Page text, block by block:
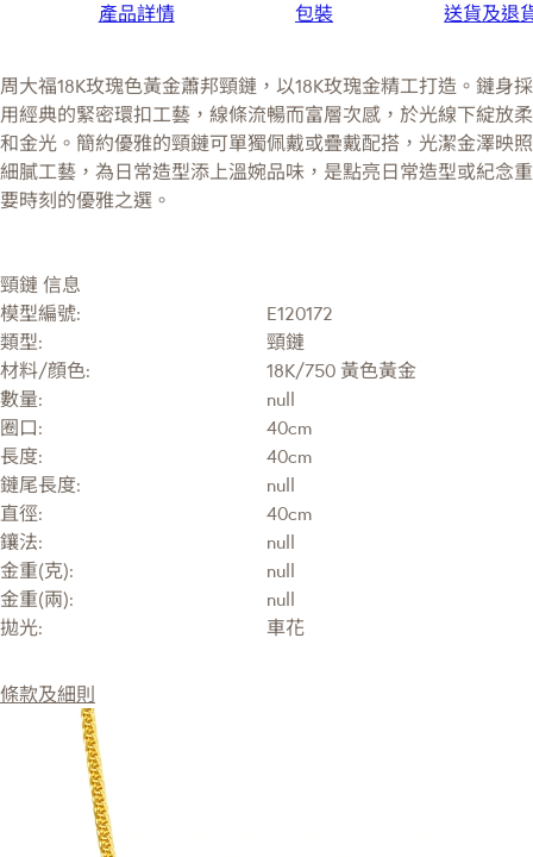
產品詳情 包裝 送貨及退
周大福18K玫瑰色黃金蕭邦頸鏈，以18K玫瑰金精工打造。鏈身採
用經典的緊密環扣工藝，線條流暢而富層次感，於光線下綻放柔
和金光。簡約優雅的頸鏈可單獨佩戴或疊戴配搭，光潔金澤映照
細膩工藝，為日常造型添上溫婉品味，是點亮日常造型或紀念重
要時刻的優雅之選。
頸鏈 信息
模型編號:
E120172
類型:
頸鏈
材料/顔色:
18K/750 黃色黃金
數量:
null
圈口:
40cm
長度:
40cm
鏈尾長度:
null
直徑:
40cm
鑲法:
null
金重(克):
null
金重(兩):
null
拋光:
車花
條款及細則